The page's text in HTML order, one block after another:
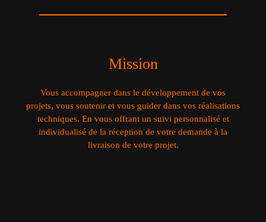
Mission
Vous accompagner dans le développement de vos
projets, vous soutenir et vous guider dans vos réalisations
techniques. En vous offrant un suivi personnalisé et
individualisé de la réception de votre demande à la
livraison de votre projet.